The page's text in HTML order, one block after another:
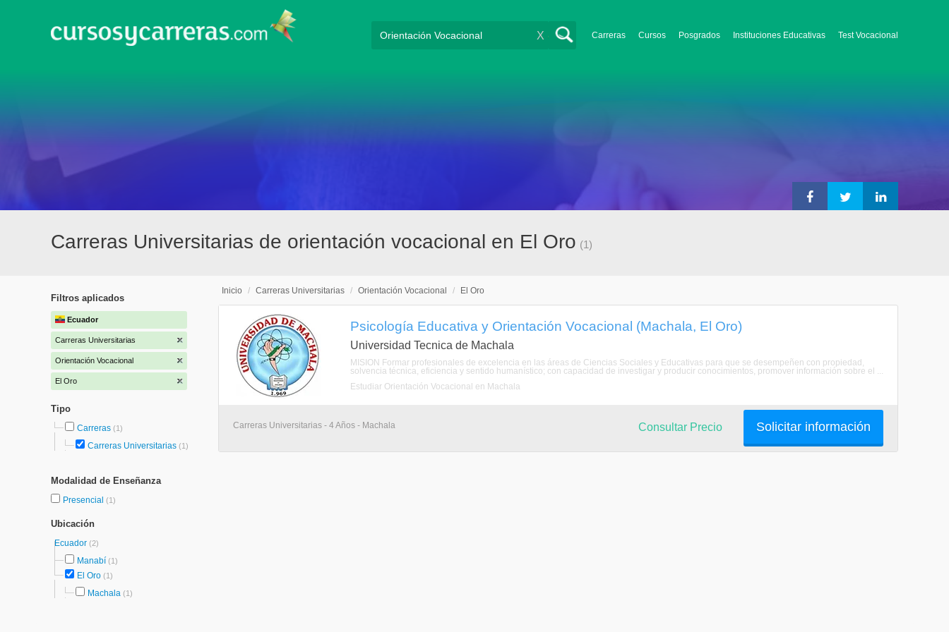
Carreras Cursos Posgrados Instituciones Educativas Test Vocacional
X
Carreras Universitarias de orientación vocacional en El Oro (1)
Filtros aplicados
Ecuador
Carreras Universitarias
Orientación Vocacional
El Oro
Tipo
Carreras (1)
Carreras Universitarias (1)
Modalidad de Enseñanza
Presencial (1)
Ubicación
Ecuador (2)
Manabí (1)
El Oro (1)
Machala (1)
Inicio / Carreras Universitarias / Orientación Vocacional / El Oro
Psicología Educativa y Orientación Vocacional (Machala, El Oro)
Universidad Tecnica de Machala
MISION Formar profesionales de excelencia en las áreas de Ciencias Sociales y Educativas para que se desempeñen con propiedad,
solvencia técnica, eficiencia y sentido humanístico; con capacidad de investigar y producir conocimientos, promover información sobre el ...
Estudiar Orientación Vocacional en Machala
Carreras Universitarias - 4 Años - Machala Solicitar información
Consultar Precio